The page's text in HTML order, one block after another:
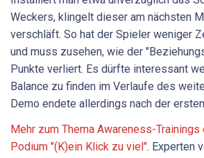
Weckers, klingelt dieser am nächsten
verschläft. So hat der Spieler weniger
und muss zusehen, wie der
Punkte verliert. Es dürfte interessant
Balance zu finden im Verlaufe des
Demo endete allerdings nach der
Mehr zum Thema Awareness-
Podium "(K)ein Klick zu viel". Experten